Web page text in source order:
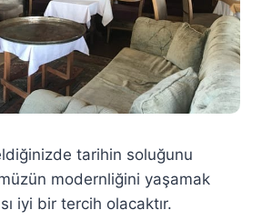
tarihin soluğunu
modernliğini yaşamak
iyi bir tercih olacaktır.